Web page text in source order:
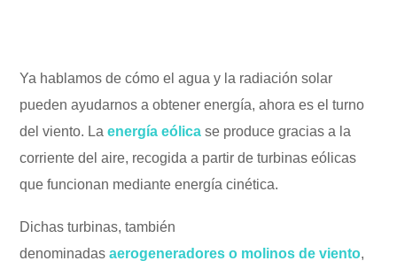
Ya hablamos de cómo el agua y la radiación solar
pueden ayudarnos a obtener energía, ahora es el turno
del viento. La energía eólica se produce gracias a la
corriente del aire, recogida a partir de turbinas eólicas
que funcionan mediante energía cinética.
Dichas turbinas, también
denominadas aerogeneradores o molinos de viento,